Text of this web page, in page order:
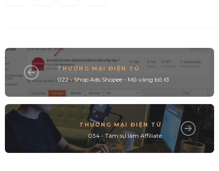
THƯƠNG MẠI ĐIỆN TỬ
022 - Shop Ads Shopee - Mỏ vàng bỏ lỡ
THƯƠNG MẠI ĐIỆN TỬ
034 - Tâm sự làm Affiliate